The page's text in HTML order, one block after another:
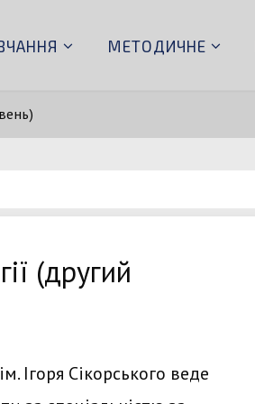
МЕТОДИЧНЕ
(другий
Ігоря Сікорського веде